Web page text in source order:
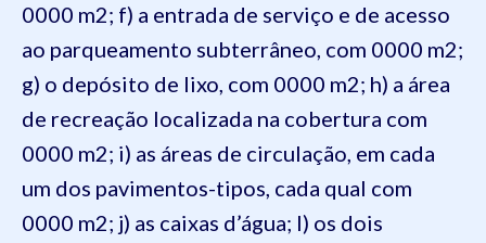
0000 m2; f) a entrada de serviço e de acesso
ao parqueamento subterrâneo, com 0000 m2;
g) o depósito de lixo, com 0000 m2; h) a área
de recreação localizada na cobertura com
0000 m2; i) as áreas de circulação, em cada
um dos pavimentos-tipos, cada qual com
0000 m2; j) as caixas d’água; l) os dois